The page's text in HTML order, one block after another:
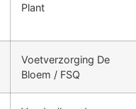
Plant
Voetverzorging De
Bloem / FSQ